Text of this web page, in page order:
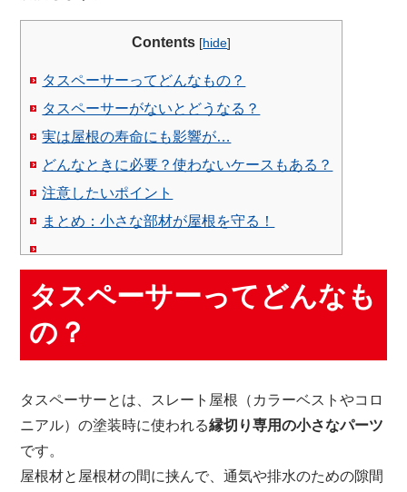
Contents [hide]
タスペーサーってどんなもの？
タスペーサーがないとどうなる？
実は屋根の寿命にも影響が…
どんなときに必要？使わないケースもある？
注意したいポイント
まとめ：小さな部材が屋根を守る！
タスペーサーってどんなも
の？
タスペーサーとは、スレート屋根（カラーベストやコロ
ニアル）の塗装時に使われる縁切り専用の小さなパーツ
です。
屋根材と屋根材の間に挟んで、通気や排水のための隙間